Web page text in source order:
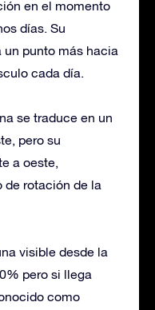
en el momento
días. Su
punto más hacia
cada día.
se traduce en un
pero su
a oeste,
rotación de la
visible desde la
pero si llega
como